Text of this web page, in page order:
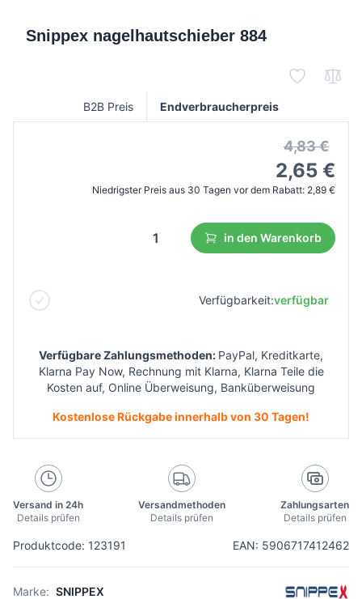
Snippex nagelhautschieber 884
Produktcode: 123191 EAN: 5906717412462
Marke: SNIPPEX
B2B Preis Endverbraucherpreis
4,83 €
2,65 €
Niedrigster Preis aus 30 Tagen vor dem Rabatt: 2,89 €
in den Warenkorb
Verfügbarkeit:verfügbar
Verfügbare Zahlungsmethoden: PayPal, Kreditkarte,
Klarna Pay Now, Rechnung mit Klarna, Klarna Teile die
Kosten auf, Online Überweisung, Banküberweisung
Kostenlose Rückgabe innerhalb von 30 Tagen!
Versand in 24h
Details prüfen
Versandmethoden
Details prüfen
Zahlungsarten
Details prüfen